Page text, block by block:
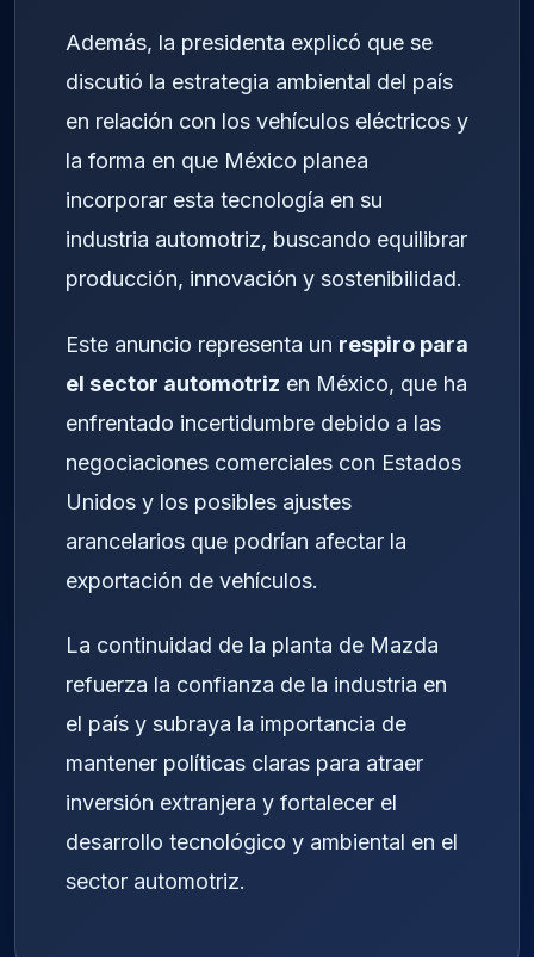
Además, la presidenta explicó que se
discutió la estrategia ambiental del país
en relación con los vehículos eléctricos y
la forma en que México planea
incorporar esta tecnología en su
industria automotriz, buscando equilibrar
producción, innovación y sostenibilidad.
Este anuncio representa un respiro para
el sector automotriz en México, que ha
enfrentado incertidumbre debido a las
negociaciones comerciales con Estados
Unidos y los posibles ajustes
arancelarios que podrían afectar la
exportación de vehículos.
La continuidad de la planta de Mazda
refuerza la confianza de la industria en
el país y subraya la importancia de
mantener políticas claras para atraer
inversión extranjera y fortalecer el
desarrollo tecnológico y ambiental en el
sector automotriz.